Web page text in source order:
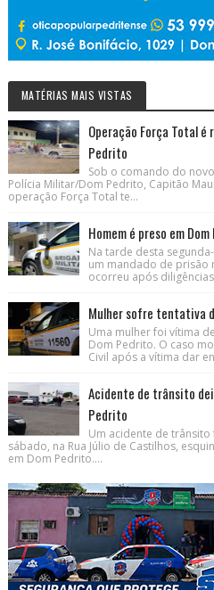
MATÉRIAS MAIS VISTAS
Operação Força Total é
Pedrito
Sob o comando do
Polícia Militar/Dom Pedrito, Capitão
operação Força Total te...
Homem é preso em
Na tarde desta
um mandado de prisão
ocorreu após diligências
Mulher sofre tentativa
Uma mulher foi vítima
Dom Pedrito. O caso
Civil após a vítima dar
Acidente de trânsito
Pedrito
Um acidente de
sábado, na Rua Júlio de Castilhos,
em Dom Pedrito....